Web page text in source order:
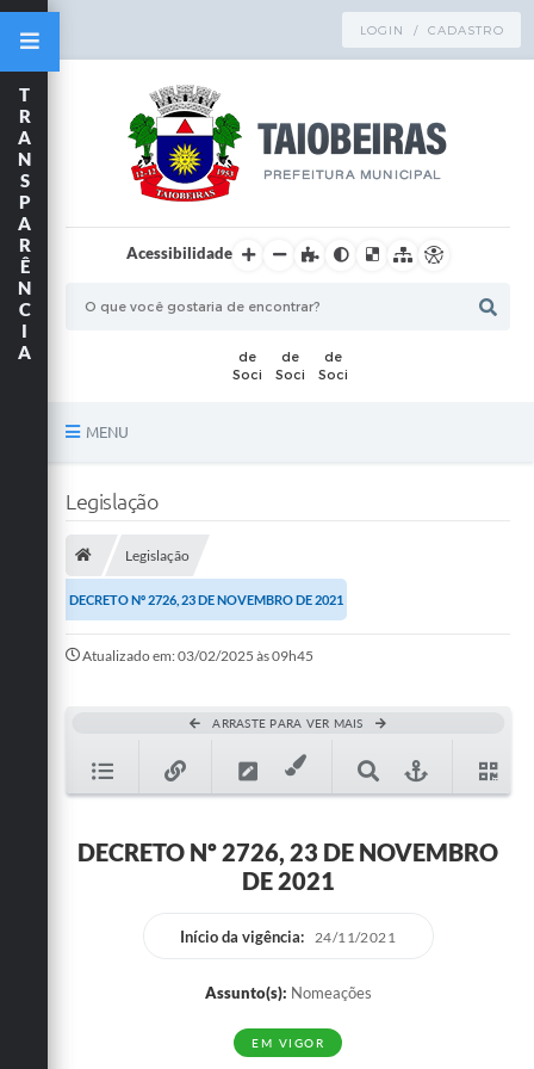
LOGIN / CADASTRO
Acessibilidade
MENU
Publicações
A Prefeitura
Ouvidoria
Legislação
T
R
A
N
S
P
A
R
Ê
N
C
I
A
Legislação
Legislação
DECRETO Nº 2726, 23 DE NOVEMBRO DE 2021
Atualizado em: 03/02/2025 às 09h45
ARRASTE PARA VER MAIS
DECRETO Nº 2726, 23 DE NOVEMBRO
DE 2021
Início da vigência: 24/11/2021
Assunto(s): Nomeações
EM VIGOR